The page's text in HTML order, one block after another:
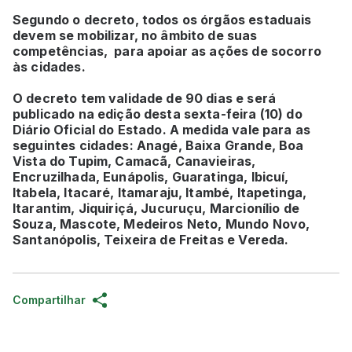
Segundo o decreto, todos os órgãos estaduais
devem se mobilizar, no âmbito de suas
competências, para apoiar as ações de socorro
às cidades.
O decreto tem validade de 90 dias e será
publicado na edição desta sexta-feira (10) do
Diário Oficial do Estado. A medida vale para as
seguintes cidades: Anagé, Baixa Grande, Boa
Vista do Tupim, Camacã, Canavieiras,
Encruzilhada, Eunápolis, Guaratinga, Ibicuí,
Itabela, Itacaré, Itamaraju, Itambé, Itapetinga,
Itarantim, Jiquiriçá, Jucuruçu, Marcionílio de
Souza, Mascote, Medeiros Neto, Mundo Novo,
Santanópolis, Teixeira de Freitas e Vereda.
Compartilhar